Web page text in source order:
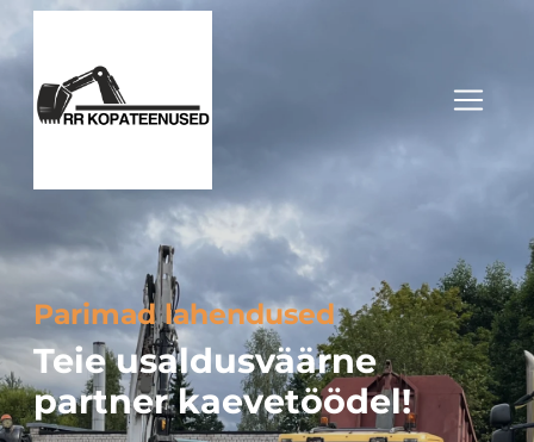
Parimad lahendused
Teie usaldusväärne
partner kaevetöödel!